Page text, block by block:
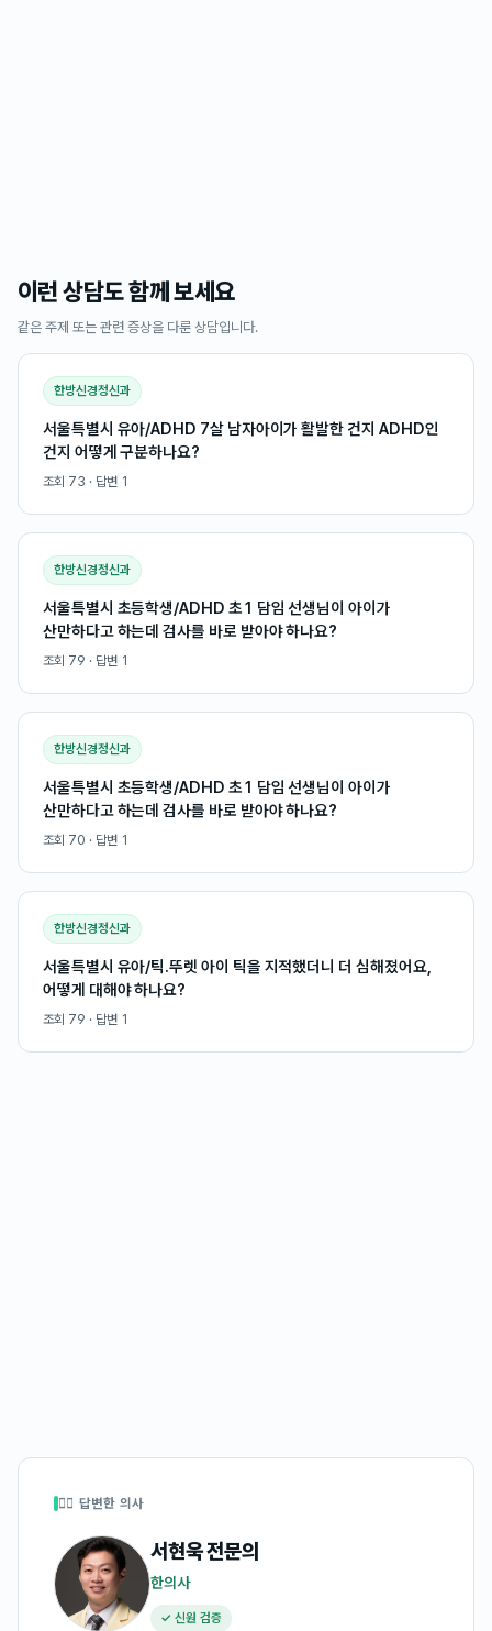
이런 상담도 함께 보세요
같은 주제 또는 관련 증상을 다룬 상담입니다.
한방신경정신과
서울특별시 유아/ADHD 7살 남자아이가 활발한 건지 ADHD인
건지 어떻게 구분하나요?
조회 73 · 답변 1
한방신경정신과
서울특별시 초등학생/ADHD 초1 담임 선생님이 아이가
산만하다고 하는데 검사를 바로 받아야 하나요?
조회 79 · 답변 1
한방신경정신과
서울특별시 초등학생/ADHD 초1 담임 선생님이 아이가
산만하다고 하는데 검사를 바로 받아야 하나요?
조회 70 · 답변 1
한방신경정신과
서울특별시 유아/틱.뚜렛 아이 틱을 지적했더니 더 심해졌어요,
어떻게 대해야 하나요?
조회 79 · 답변 1
👩‍⚕️ 답변한 의사
서현욱전문의
한의사
✓ 신원 검증